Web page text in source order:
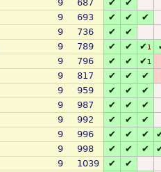
9 687 ✔
✔
9 693 ✔ ✔
✔
9 736 ✔
✔
9 789 ✔ ✔ ✔1
9 796 ✔ ✔ ✔1
9 817 ✔ ✔ ✔
9 959 ✔ ✔
✔
9 987 ✔ ✔
✔
9 992 ✔ ✔
✔
9 996 ✔ ✔ ✔
9 998 ✔ ✔ ✔
9 1039 ✔
✔